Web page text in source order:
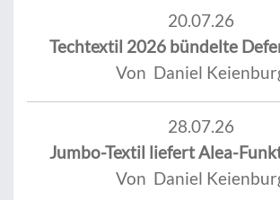
20.07.26
Techtextil 2026 bündelte
Von Daniel
28.07.26
Jumbo-Textil liefert Alea-
Von Daniel